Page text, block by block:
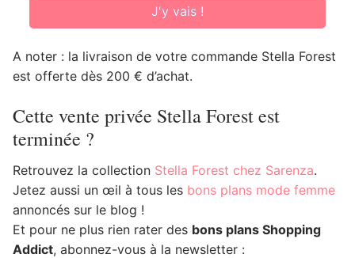
J'y vais !
A noter : la livraison de votre commande Stella Forest
est offerte dès 200 € d’achat.
Cette vente privée Stella Forest est
terminée ?
Retrouvez la collection Stella Forest chez Sarenza.
Jetez aussi un œil à tous les bons plans mode femme
annoncés sur le blog !
Et pour ne plus rien rater des bons plans Shopping
Addict, abonnez-vous à la newsletter :